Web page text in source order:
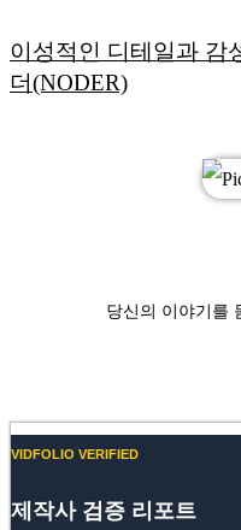
이성적인 디테일과 감
더(NODER)
당신의 이야기를
VIDFOLIO VERIFIED
제작사 검증 리포트